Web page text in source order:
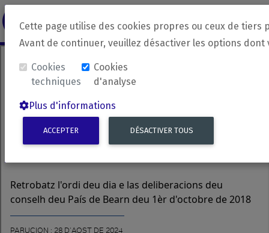
revirada Langue source Langue
Cette page utilise des cookies propres ou ceux de
Avant de continuer, veuillez désactiver les options dont
Cookies
techniques
Cookies
d'analyse
Plus d'informations
ACCEPTER DÉSACTIVER TOUS